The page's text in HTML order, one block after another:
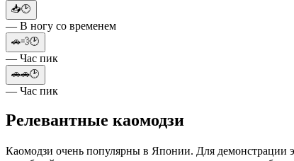
📥🕑
— В ногу со временем
🚗💨🕑
— Час пик
🚗🚗🕑
— Час пик
Релевантные каомодзи
Каомодзи очень популярны в Японии. Для демонстрации